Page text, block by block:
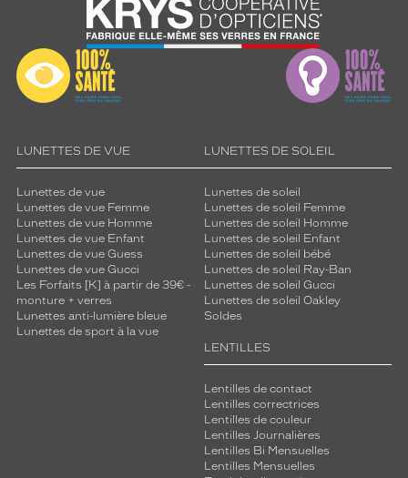
LUNETTES DE VUE
Lunettes de vue
Lunettes de vue Femme
Lunettes de vue Homme
Lunettes de vue Enfant
Lunettes de vue Guess
Lunettes de vue Gucci
Les Forfaits [K] à partir de 39€ -
monture + verres
Lunettes anti-lumière bleue
Lunettes de sport à la vue
LUNETTES DE SOLEIL
Lunettes de soleil
Lunettes de soleil Femme
Lunettes de soleil Homme
Lunettes de soleil Enfant
Lunettes de soleil bébé
Lunettes de soleil Ray-Ban
Lunettes de soleil Gucci
Lunettes de soleil Oakley
Soldes
LENTILLES
Lentilles de contact
Lentilles correctrices
Lentilles de couleur
Lentilles Journalières
Lentilles Bi Mensuelles
Lentilles Mensuelles